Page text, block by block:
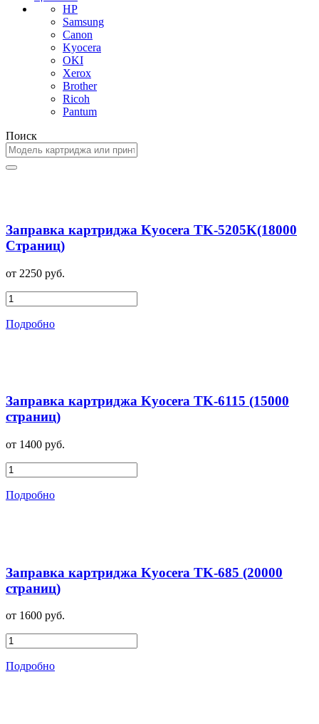
HP
Samsung
Canon
Kyocera
OKI
Xerox
Brother
Ricoh
Pantum
Поиск
Заправка картриджа Kyocera TK-5205K(18000
Страниц)
от 2250 руб.
Подробно
Заправка картриджа Kyocera TK-6115 (15000
страниц)
от 1400 руб.
Подробно
Заправка картриджа Kyocera TK-685 (20000
страниц)
от 1600 руб.
Подробно